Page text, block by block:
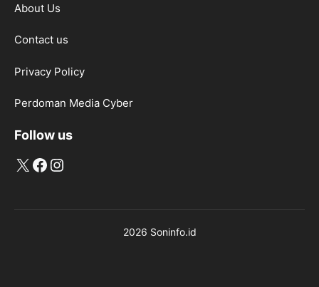
About Us
Contact us
Privacy Policy
Perdoman Media Cyber
Follow us
X Facebook
Instagram
2026 Soninfo.id